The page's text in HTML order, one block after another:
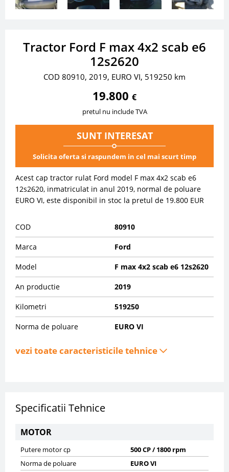
Tractor Ford F max 4x2 scab e6
12s2620
COD 80910, 2019, EURO VI, 519250 km
19.800 €
pretul nu include TVA
SUNT INTERESAT
Solicita oferta si raspundem in cel mai scurt timp
Acest cap tractor rulat Ford model F max 4x2 scab e6
12s2620, inmatriculat in anul 2019, normal de poluare
EURO VI, este disponibil in stoc la pretul de 19.800 EUR
COD 80910
Marca Ford
Model F max 4x2 scab e6 12s2620
An productie 2019
Kilometri 519250
Norma de poluare EURO VI
vezi toate caracteristicile tehnice
Specificatii Tehnice
MOTOR
Putere motor cp
500 CP / 1800 rpm
Norma de poluare
EURO VI